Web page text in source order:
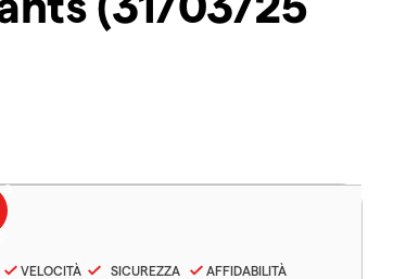
VELOCITÀ SICUREZZA AFFIDABILITÀ